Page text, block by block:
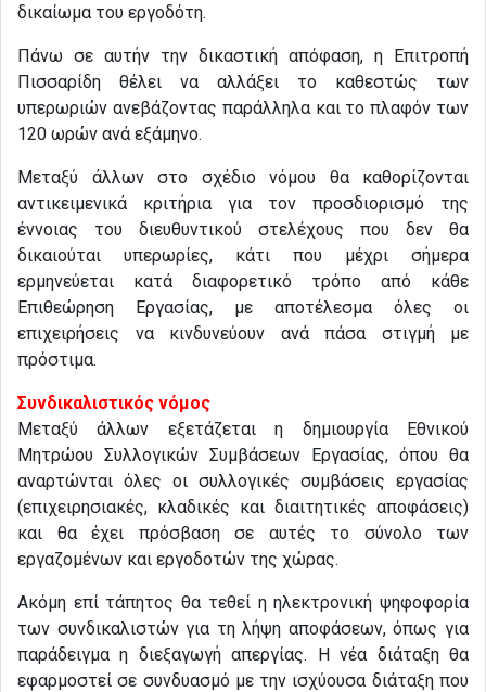
δικαίωμα του εργοδότη.
Πάνω σε αυτήν την δικαστική απόφαση, η Επιτροπή
Πισσαρίδη θέλει να αλλάξει το καθεστώς των
υπερωριών ανεβάζοντας παράλληλα και το πλαφόν των
120 ωρών ανά εξάμηνο.
Μεταξύ άλλων στο σχέδιο νόμου θα καθορίζονται
αντικειμενικά κριτήρια για τον προσδιορισμό της
έννοιας του διευθυντικού στελέχους που δεν θα
δικαιούται υπερωρίες, κάτι που μέχρι σήμερα
ερμηνεύεται κατά διαφορετικό τρόπο από κάθε
Επιθεώρηση Εργασίας, με αποτέλεσμα όλες οι
επιχειρήσεις να κινδυνεύουν ανά πάσα στιγμή με
πρόστιμα.
Συνδικαλιστικός νόμος
Μεταξύ άλλων εξετάζεται η δημιουργία Εθνικού
Μητρώου Συλλογικών Συμβάσεων Εργασίας, όπου θα
αναρτώνται όλες οι συλλογικές συμβάσεις εργασίας
(επιχειρησιακές, κλαδικές και διαιτητικές αποφάσεις)
και θα έχει πρόσβαση σε αυτές το σύνολο των
εργαζομένων και εργοδοτών της χώρας.
Ακόμη επί τάπητος θα τεθεί η ηλεκτρονική ψηφοφορία
των συνδικαλιστών για τη λήψη αποφάσεων, όπως για
παράδειγμα η διεξαγωγή απεργίας. Η νέα διάταξη θα
εφαρμοστεί σε συνδυασμό με την ισχύουσα διάταξη που